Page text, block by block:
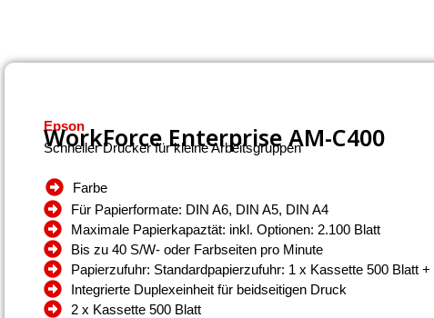
Epson
WorkForce Enterprise​ AM-C400
Schneller Drucker für kleine Arbeitsgruppen
Farbe
Für Papierformate: DIN A6, DIN A5, DIN A4
Maximale Papierkapaztät: inkl. Optionen: 2.100 Blatt
Bis zu 40 S/W- oder Farbseiten pro Minute
Papierzufuhr: Standardpapierzufuhr: 1 x Kassette 500 Blatt
Integrierte Duplexeinheit für beidseitigen Druck
2 x Kassette 500 Blatt